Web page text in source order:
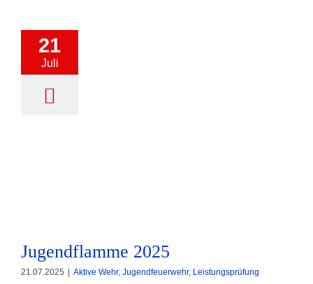
21
Juli
Jugendflamme 2025
21.07.2025 Aktive Wehr, Jugendfeuerwehr, Leistungsprüfung